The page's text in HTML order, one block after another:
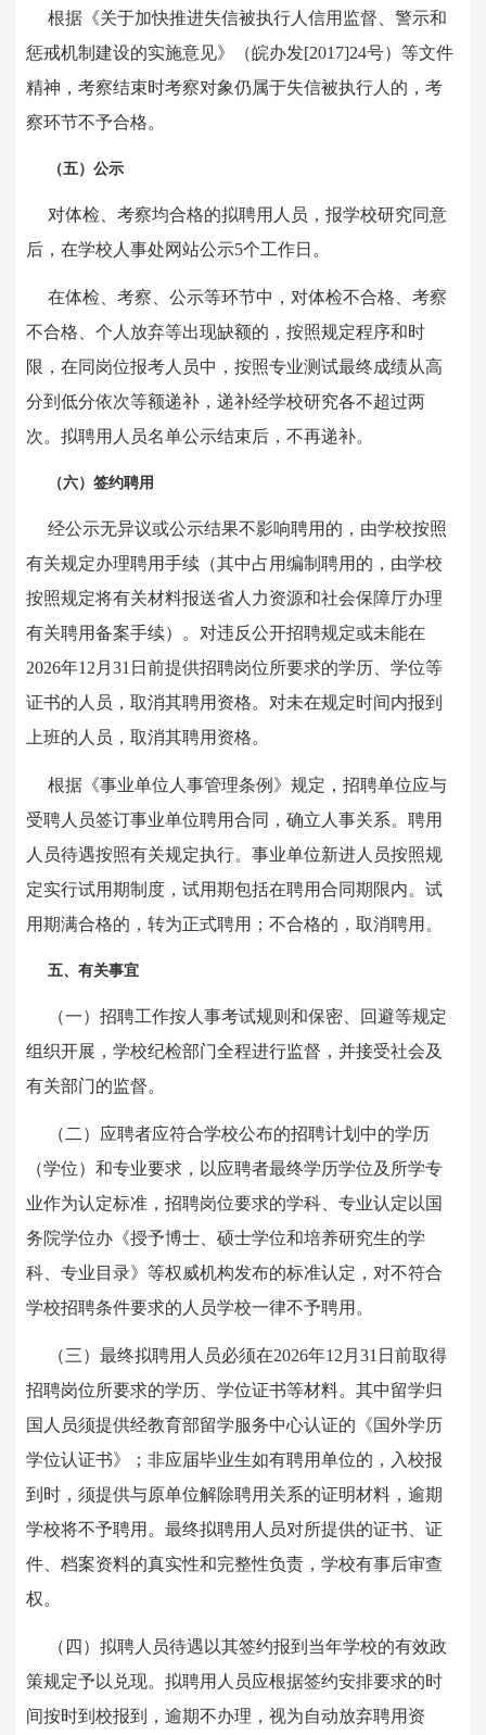
根据《关于加快推进失信被执行人信用监督、警示和
惩戒机制建设的实施意见》（皖办发[2017]24号）等文件
精神，考察结束时考察对象仍属于失信被执行人的，考
察环节不予合格。
（五）公示
对体检、考察均合格的拟聘用人员，报学校研究同意
后，在学校人事处网站公示5个工作日。
在体检、考察、公示等环节中，对体检不合格、考察
不合格、个人放弃等出现缺额的，按照规定程序和时
限，在同岗位报考人员中，按照专业测试最终成绩从高
分到低分依次等额递补，递补经学校研究各不超过两
次。拟聘用人员名单公示结束后，不再递补。
（六）签约聘用
经公示无异议或公示结果不影响聘用的，由学校按照
有关规定办理聘用手续（其中占用编制聘用的，由学校
按照规定将有关材料报送省人力资源和社会保障厅办理
有关聘用备案手续）。对违反公开招聘规定或未能在
2026年12月31日前提供招聘岗位所要求的学历、学位等
证书的人员，取消其聘用资格。对未在规定时间内报到
上班的人员，取消其聘用资格。
根据《事业单位人事管理条例》规定，招聘单位应与
受聘人员签订事业单位聘用合同，确立人事关系。聘用
人员待遇按照有关规定执行。事业单位新进人员按照规
定实行试用期制度，试用期包括在聘用合同期限内。试
用期满合格的，转为正式聘用；不合格的，取消聘用。
五、有关事宜
（一）招聘工作按人事考试规则和保密、回避等规定
组织开展，学校纪检部门全程进行监督，并接受社会及
有关部门的监督。
（二）应聘者应符合学校公布的招聘计划中的学历
（学位）和专业要求，以应聘者最终学历学位及所学专
业作为认定标准，招聘岗位要求的学科、专业认定以国
务院学位办《授予博士、硕士学位和培养研究生的学
科、专业目录》等权威机构发布的标准认定，对不符合
学校招聘条件要求的人员学校一律不予聘用。
（三）最终拟聘用人员必须在2026年12月31日前取得
招聘岗位所要求的学历、学位证书等材料。其中留学归
国人员须提供经教育部留学服务中心认证的《国外学历
学位认证书》；非应届毕业生如有聘用单位的，入校报
到时，须提供与原单位解除聘用关系的证明材料，逾期
学校将不予聘用。最终拟聘用人员对所提供的证书、证
件、档案资料的真实性和完整性负责，学校有事后审查
权。
（四）拟聘人员待遇以其签约报到当年学校的有效政
策规定予以兑现。拟聘用人员应根据签约安排要求的时
间按时到校报到，逾期不办理，视为自动放弃聘用资